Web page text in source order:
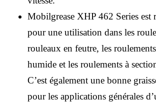
Mobilgrease XHP 462 Series est
pour une utilisation dans les
rouleaux en feutre, les
humide et les roulements à
C’est également une bonne
pour les applications générales